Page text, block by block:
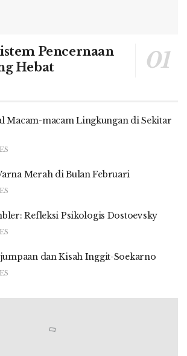
Pencernaan
Hebat
Macam-macam Lingkungan di Sekitar
Merah di Bulan Februari
Refleksi Psikologis Dostoevsky
dan Kisah Inggit-Soekarno